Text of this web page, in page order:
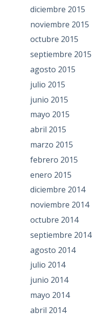
diciembre 2015
noviembre 2015
octubre 2015
septiembre 2015
agosto 2015
julio 2015
junio 2015
mayo 2015
abril 2015
marzo 2015
febrero 2015
enero 2015
diciembre 2014
noviembre 2014
octubre 2014
septiembre 2014
agosto 2014
julio 2014
junio 2014
mayo 2014
abril 2014